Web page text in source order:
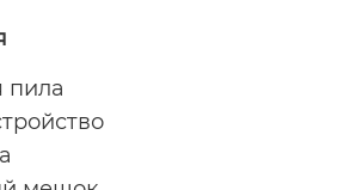
пила